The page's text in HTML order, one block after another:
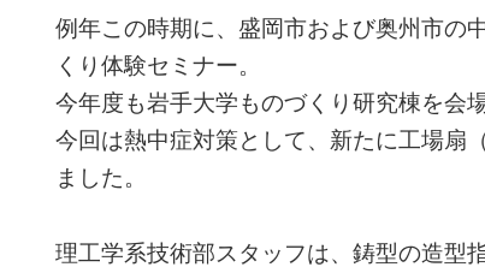
例年この時期に、盛岡市および奥州市の
くり体験セミナー。
今年度も岩手大学ものづくり研究棟を会
今回は熱中症対策として、新たに工場扇
ました。
理工学系技術部スタッフは、鋳型の造型